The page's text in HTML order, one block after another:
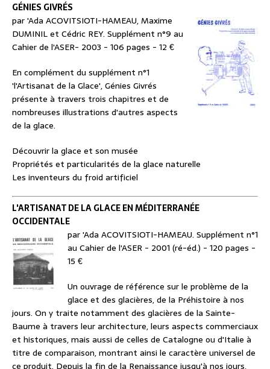
GÉNIES GIVRÉS
par 'Ada ACOVITSIOTI-HAMEAU, Maxime
DUMINIL et Cédric REY. Supplément n°9 au
Cahier de l'ASER- 2003 - 106 pages - 12 €
En complément du supplément n°1
'l'Artisanat de la Glace', Génies Givrés
présente à travers trois chapitres et de
nombreuses illustrations d'autres aspects
de la glace.
Découvrir la glace et son musée
Propriétés et particularités de la glace naturelle
Les inventeurs du froid artificiel
L'ARTISANAT DE LA GLACE EN MÉDITERRANÉE
OCCIDENTALE
par 'Ada ACOVITSIOTI-HAMEAU. Supplément n°1
au Cahier de l'ASER - 2001 (ré-éd.) - 120 pages -
15 €
Un ouvrage de référence sur le problème de la
glace et des glacières, de la Préhistoire à nos
jours. On y traite notamment des glacières de la Sainte-
Baume à travers leur architecture, leurs aspects commerciaux
et historiques, mais aussi de celles de Catalogne ou d'Italie à
titre de comparaison, montrant ainsi le caractère universel de
ce produit. Depuis la fin de la Renaissance jusqu'à nos jours,